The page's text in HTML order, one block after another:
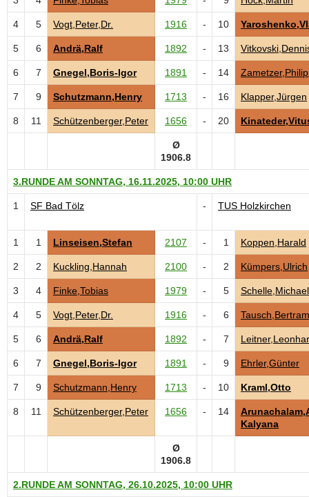
4 5 Vogt,Peter,Dr. 1916 - 10
5 6 Andrä,Ralf 1892 - 13
6 7 Gnegel,Boris-Igor 1891 - 14
7 9 Schutzmann,Henry 1713 - 16 Klapper,Jürgen
8 11 Schützenberger,Peter 1656 - 20
Ø
1906.8
3.RUNDE AM SONNTAG, 16.11.2025, 10:00 UHR
1 SF Bad Tölz - TUS Holzkirchen
1 1 Linseisen,Stefan 2107 - 1 Koppen,Harald
2 2 Kuckling,Hannah 2100 - 2 Kümpers,Ulrich
3 4 Finke,Tobias 1979 - 5 Schelle,Michael
4 5 Vogt,Peter,Dr. 1916 - 6 Tausch,Bertram
5 6 Andrä,Ralf 1892 - 7
6 7 Gnegel,Boris-Igor 1891 - 9 Ehrler,Günter
7 9 Schutzmann,Henry 1713 - 10 Kraml,Otto
8 11 Schützenberger,Peter 1656 - 14
Kalyana
Ø
1906.8
2.RUNDE AM SONNTAG, 26.10.2025, 10:00 UHR